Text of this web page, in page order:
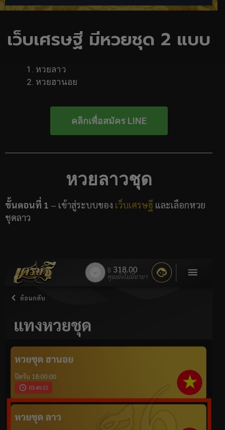
เว็บเศรษฐี มีหวยชุด 2 แบบ
หวยลาว
หวยฮานอย
คลิกเพื่อสมัคร LINE
หวยลาวชุด
ขั้นตอนที่ 1 – เข้าสู่ระบบของ เว็บเศรษฐี และเลือกหวย
ชุดลาว